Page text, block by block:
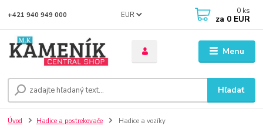
Menu
EUR
Hľadať
+421 940 949 000 0 ks
za 0 EUR
Úvod Hadice a postrekovače Hadice a vozíky